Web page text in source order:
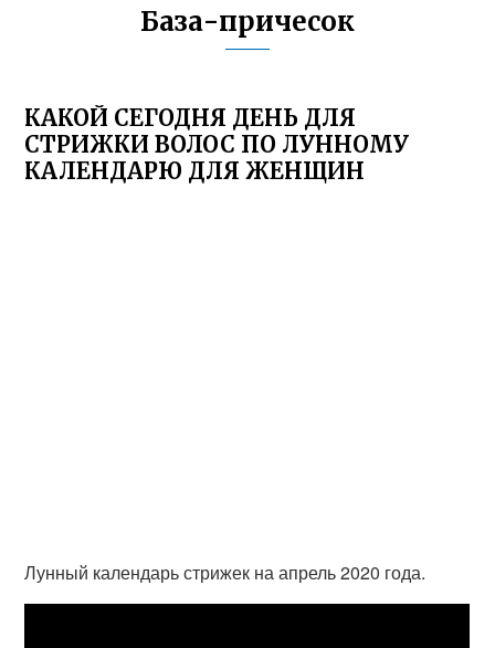
База-причесок
КАКОЙ СЕГОДНЯ ДЕНЬ ДЛЯ
СТРИЖКИ ВОЛОС ПО ЛУННОМУ
КАЛЕНДАРЮ ДЛЯ ЖЕНЩИН
Лунный календарь стрижек на апрель 2020 года.